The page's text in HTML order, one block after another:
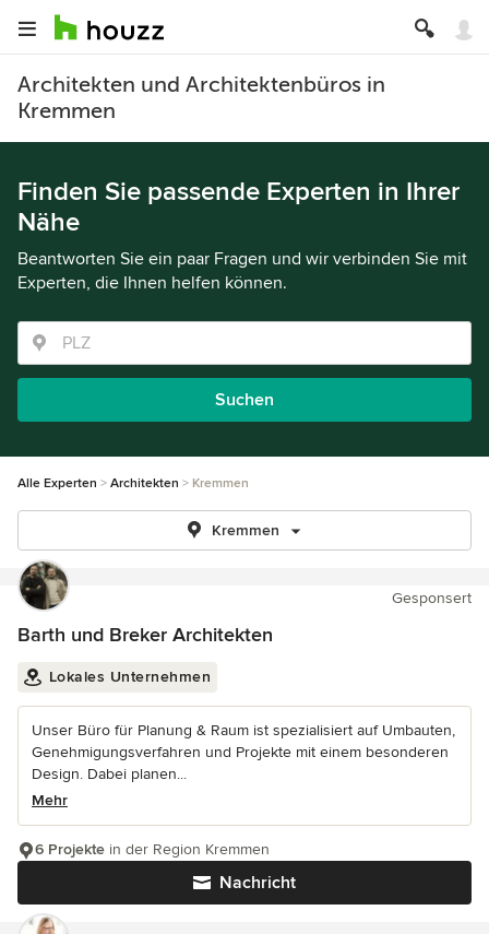
Architekten und Architektenbüros in
Kremmen
Finden Sie passende Experten in Ihrer
Nähe
Beantworten Sie ein paar Fragen und wir verbinden Sie mit
Experten, die Ihnen helfen können.
Suchen
Alle Experten Architekten Kremmen
Kremmen
Gesponsert
Barth und Breker Architekten
Lokales Unternehmen
Unser Büro für Planung & Raum ist spezialisiert auf Umbauten,
Genehmigungsverfahren und Projekte mit einem besonderen
Design. Dabei planen...
Mehr
Nachricht
6 Projekte in der Region Kremmen